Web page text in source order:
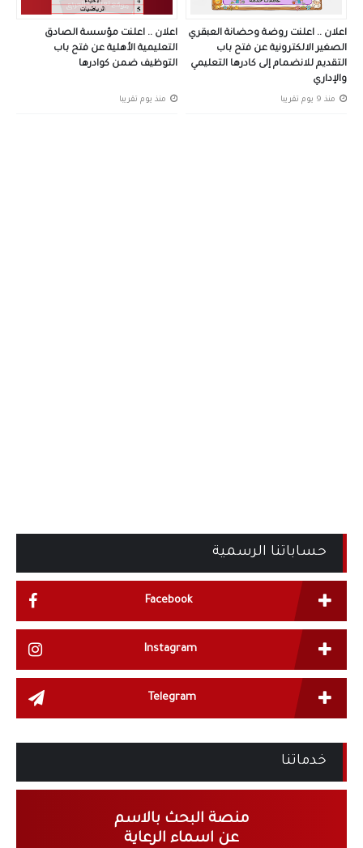
اعلان .. اعلنت روضة وحضانة العبقري
الصغير الالكترونية عن فتح باب
التقديم للانضمام إلى كادرها التعليمي
والإداري
منذ 9 يوم تقريبا
اعلان .. اعلنت مؤسسة الصادق
التعليمية الأهلية عن فتح باب
التوظيف ضمن كوادرها
منذ يوم تقريبا
حساباتنا الرسمية
Facebook
Instagram
Telegram
خدماتنا
منصة البحث بالاسم
عن اسماء الرعاية